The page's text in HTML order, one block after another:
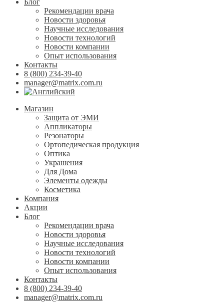
Блог
Рекомендации врача
Новости здоровья
Научные исследования
Новости технологий
Новости компании
Опыт использования
Контакты
8 (800) 234-39-40
manager@matrix.com.ru
Магазин
Защита от ЭМИ
Аппликаторы
Резонаторы
Ортопедическая продукция
Оптика
Украшения
Для Дома
Элементы одежды
Косметика
Компания
Акции
Блог
Рекомендации врача
Новости здоровья
Научные исследования
Новости технологий
Новости компании
Опыт использования
Контакты
8 (800) 234-39-40
manager@matrix.com.ru